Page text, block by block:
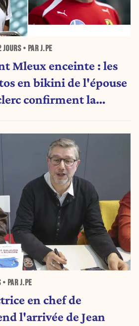
JOURS• PAR J.PE
Mleux enceinte : les
en bikini de l'épouse
confirment la
• PAR J.PE
en chef de
l'arrivée de Jean